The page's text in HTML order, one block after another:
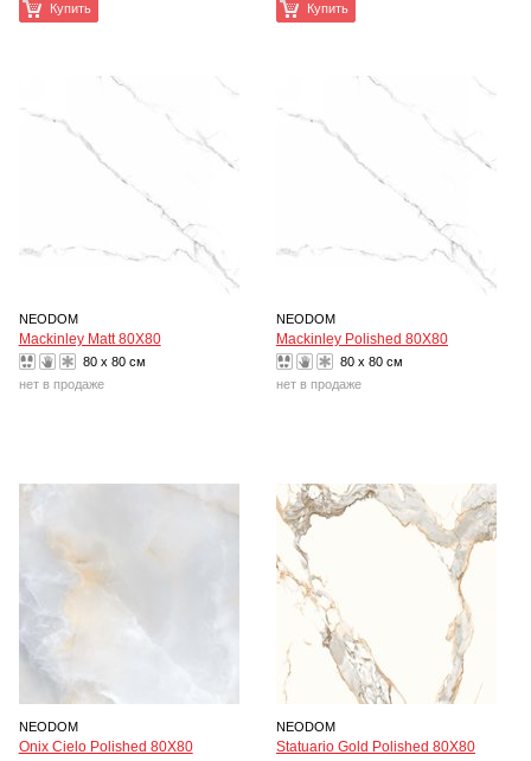
Купить Купить
NEODOM
Mackinley Matt 80X80
80 x 80 см
нет в продаже
NEODOM
Mackinley Polished 80X80
80 x 80 см
нет в продаже
NEODOM
Onix Cielo Polished 80X80
NEODOM
Statuario Gold Polished 80X80